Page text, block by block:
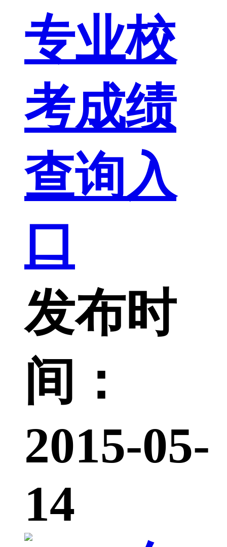
专业校
考成绩
查询入
口
发布时
间：
2015-05-
14